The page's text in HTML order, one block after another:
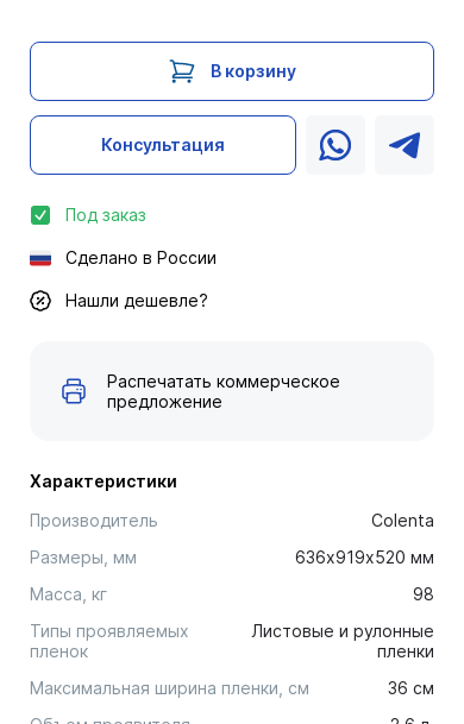
Характеристики
Производитель
Colenta
Размеры, мм
636х919х520 мм
Масса, кг
98
Типы проявляемых
пленок
Листовые и рулонные
пленки
Максимальная ширина пленки, см
36 см
В корзину
Консультация
Под заказ
Сделано в России
Нашли дешевле?
Распечатать коммерческое
предложение